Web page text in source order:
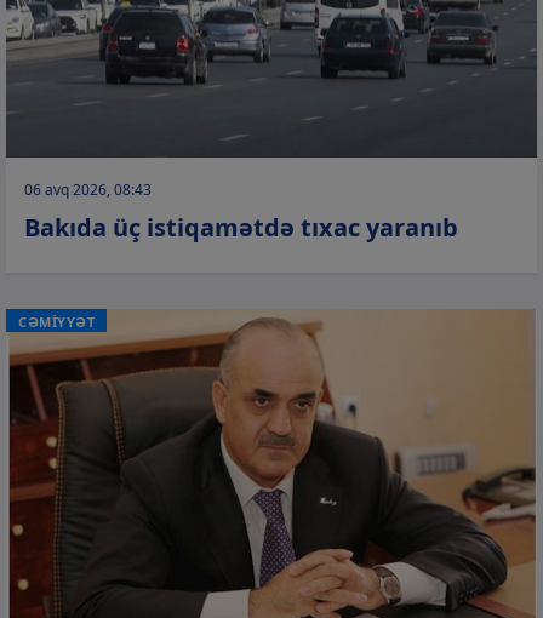
06 avq 2026, 08:43
Bakıda üç istiqamətdə tıxac yaranıb
CƏMİYYƏT